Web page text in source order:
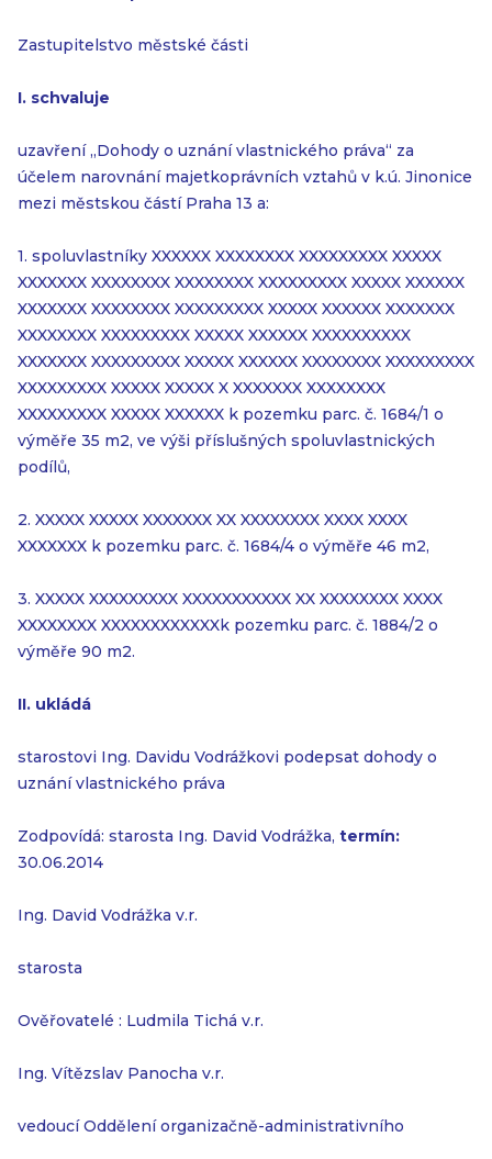
Zastupitelstvo městské části
I. schvaluje
uzavření „Dohody o uznání vlastnického práva“ za
účelem narovnání majetkoprávních vztahů v k.ú. Jinonice
mezi městskou částí Praha 13 a:
1. spoluvlastníky XXXXXX XXXXXXXX XXXXXXXXX XXXXX
XXXXXXX XXXXXXXX XXXXXXXX XXXXXXXXX XXXXX XXXXXX
XXXXXXX XXXXXXXX XXXXXXXXX XXXXX XXXXXX XXXXXXX
XXXXXXXX XXXXXXXXX XXXXX XXXXXX XXXXXXXXXX
XXXXXXX XXXXXXXXX XXXXX XXXXXX XXXXXXXX XXXXXXXXX
XXXXXXXXX XXXXX XXXXX X XXXXXXX XXXXXXXX
XXXXXXXXX XXXXX XXXXXX k pozemku parc. č. 1684/1 o
výměře 35 m2, ve výši příslušných spoluvlastnických
podílů,
2. XXXXX XXXXX XXXXXXX XX XXXXXXXX XXXX XXXX
XXXXXXX k pozemku parc. č. 1684/4 o výměře 46 m2,
3. XXXXX XXXXXXXXX XXXXXXXXXXX XX XXXXXXXX XXXX
XXXXXXXX XXXXXXXXXXXXk pozemku parc. č. 1884/2 o
výměře 90 m2.
II. ukládá
starostovi Ing. Davidu Vodrážkovi podepsat dohody o
uznání vlastnického práva
Zodpovídá: starosta Ing. David Vodrážka, termín:
30.06.2014
Ing. David Vodrážka v.r.
starosta
Ověřovatelé : Ludmila Tichá v.r.
Ing. Vítězslav Panocha v.r.
vedoucí Oddělení organizačně-administrativního